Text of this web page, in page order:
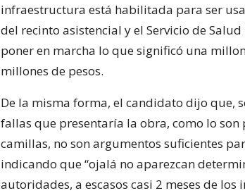
infraestructura está habilitada para ser
del recinto asistencial y el Servicio de
poner en marcha lo que significó una
millones de pesos.
De la misma forma, el candidato dijo que,
fallas que presentaría la obra, como lo son
camillas, no son argumentos suficientes
indicando que “ojalá no aparezcan
autoridades, a escasos casi 2 meses de